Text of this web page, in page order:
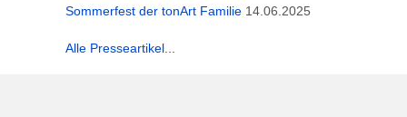
Sommerfest der tonArt Familie 14.06.2025
Alle Presseartikel...